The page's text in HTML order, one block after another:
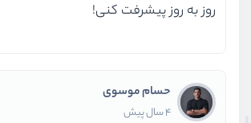
روز به روز پیشرفت کنی!
حسام موسوی
4 سال پیش